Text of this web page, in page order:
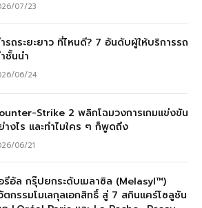
07/23
ารถระยะยาว ที่ไหนดี? 7 อันดับผู้ให้บริการรถ
าชั้นนำ
06/24
Strike 2 พลิกโฉมวงการเกมแข่งขัน
างไร และทำไมใคร ๆ ก็พูดถึง
06/21
รีอัล กรุ๊ปยกระดับเมลาซิล (Melasyl™)
ตกรรมโมเลกุลเอกสิทธิ์ สู่ 7 สกินแคร์โซลูชัน